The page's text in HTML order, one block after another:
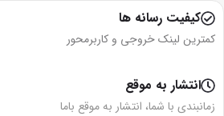
کیفیت رسانه ها
کمترین لینک خروجی و کاربرمحور
انتشار به موقع
زمانبندی با شما، انتشار به موقع باما